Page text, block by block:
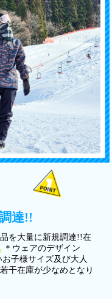
達!!
を大量に新規調達!!在
＊ウェアのデザイン
子様サイズ及び大人
干在庫が少なめとなり